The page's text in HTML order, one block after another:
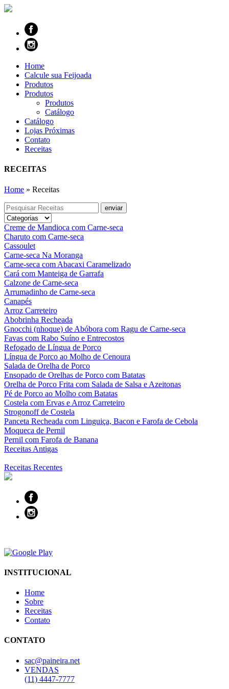
Home
Calcule sua Feijoada
Produtos
Produtos
Produtos
Catálogo
Catálogo
Lojas Próximas
Contato
Receitas
RECEITAS
Home » Receitas
Creme de Mandioca com Carne-seca
Charuto com Carne-seca
Cassoulet
Carne-seca Na Moranga
Carne-seca com Abacaxi Caramelizado
Cará com Manteiga de Garrafa
Calzone de Carne-seca
Arrumadinho de Carne-seca
Canapés
Arroz Carreteiro
Abobrinha Recheada
Gnocchi (nhoque) de Abóbora com Ragu de Carne-seca
Favas com Rabo Suíno e Entrecostos
Refogado de Língua de Porco
Língua de Porco ao Molho de Cenoura
Salada de Orelha de Porco
Ensopado de Orelhas de Porco com Batatas
Orelha de Porco Frita com Salada de Salsa e Azeitonas
Pé de Porco ao Molho com Batatas
Costela com Ervas e Arroz Carreteiro
Strogonoff de Costela
Panceta Recheada com Linguiça, Bacon e Farofa de Cebola
Moqueca de Pernil
Pernil com Farofa de Banana
Receitas Antigas
Receitas Recentes
INSTITUCIONAL
Home
Sobre
Receitas
Contato
CONTATO
sac@paineira.net
VENDAS
(11) 4447-7777